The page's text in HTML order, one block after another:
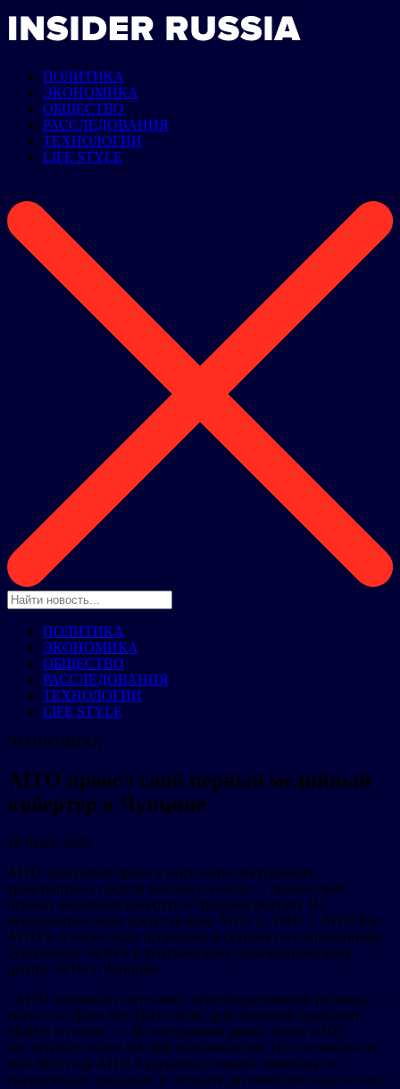
ПОЛИТИКА
ЭКОНОМИКА
ОБЩЕСТВО
РАССЛЕДОВАНИЯ
ТЕХНОЛОГИИ
LIFE STYLE
ПОЛИТИКА
ЭКОНОМИКА
ОБЩЕСТВО
РАССЛЕДОВАНИЯ
ТЕХНОЛОГИИ
LIFE STYLE
ЭКОНОМИКА
AITO провел свой первый медийный
кибертур в Чунцине
18 июня 2025
AITO, люксовый бренд в мире интеллектуальных
транспортных средств высокого класса — провел свой
первый медийный кибертур в Чунцине (Китай). На
мероприятии были представлены AITO 5, AITO 7, AITO 8 и
AITO 9, а также была проведена экскурсия по современному
суперзаводу SERES и флагманскому пользовательскому
центру AITO в Чунцине.
«AITO воплощает интеллект, переопределяющий роскошь, —
сказал г-н Джек Чен (Jack Chen), действующий президент
SERES Overseas. — На внутреннем рынке бренд AITO
насчитывает более 600 000 пользователей. По состоянию на
май 2025 года AITO 9 удерживал звание чемпиона по
ежемесячным продажам в сегменте автомобилей класса люкс